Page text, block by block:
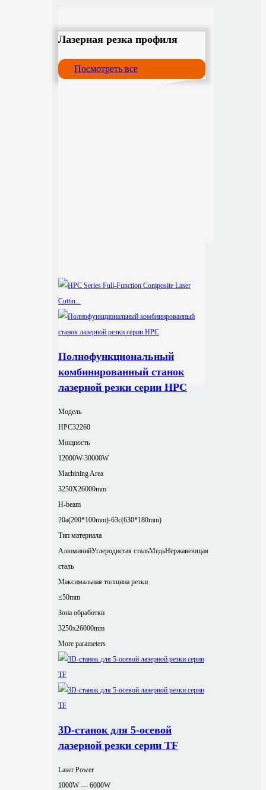
Лазерная резка профиля
Посмотреть все
Полнофункциональный
комбинированный станок
лазерной резки серии HPC
Модель
HPC32260
Мощность
12000W-30000W
Machining Area
3250X26000mm
H-beam
20a(200*100mm)-63c(630*180mm)
Тип материала
АлюминийУглеродистая стальМедьНержавеющая
сталь
Максимальная толщина резки
≤50mm
Зона обработки
3250x26000mm
More parameters
3D-станок для 5-осевой
лазерной резки серии TF
Laser Power
1000W — 6000W